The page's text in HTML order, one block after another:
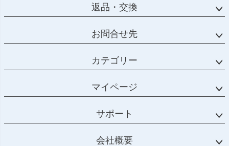
返品・交換
お問合せ先
カテゴリー
マイページ
サポート
会社概要